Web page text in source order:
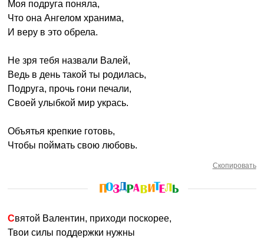
Моя подруга поняла,
Что она Ангелом хранима,
И веру в это обрела.
Не зря тебя назвали Валей,
Ведь в день такой ты родилась,
Подруга, прочь гони печали,
Своей улыбкой мир укрась.
Объятья крепкие готовь,
Чтобы поймать свою любовь.
Скопировать
Святой Валентин, приходи поскорее,
Твои силы поддержки нужны